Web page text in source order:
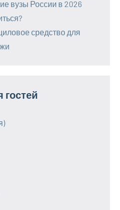
вузы России в 2026
средство для